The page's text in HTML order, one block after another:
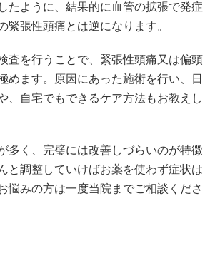
たように、結果的に血管の拡張で発症
緊張性頭痛とは逆になります。
査を行うことで、緊張性頭痛又は偏頭
めます。原因にあった施術を行い、日
、自宅でもできるケア方法もお教えし
多く、完璧には改善しづらいのが特徴
と調整していけばお薬を使わず症状は
悩みの方は一度当院までご相談くださ